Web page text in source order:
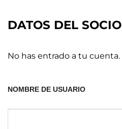
DATOS DEL SOCIO
No has entrado a tu cuenta.
NOMBRE DE USUARIO